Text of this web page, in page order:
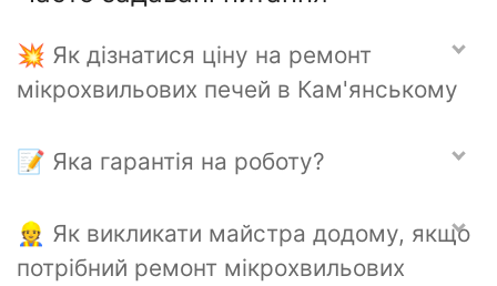
💥 Як дізнатися ціну на ремонт
мікрохвильових печей в Кам'янському
📝 Яка гарантія на роботу?
👷 Як викликати майстра додому, якщо
потрібний ремонт мікрохвильових